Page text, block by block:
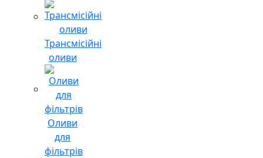
Трансмісійні
оливи
Оливи
для
фільтрів